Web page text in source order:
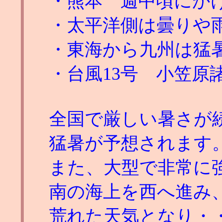
・太平洋側は曇り
・東海から九州は
・台風13号 小笠原
全国で厳しい暑さが
猛暑が予想されます
また、大型で非常に
南の海上を西へ進み
荒れた天気となり・